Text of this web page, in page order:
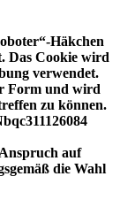
Häkchen
Das Cookie wird
verwendet.
Form und wird
zu können.
auf
die Wahl